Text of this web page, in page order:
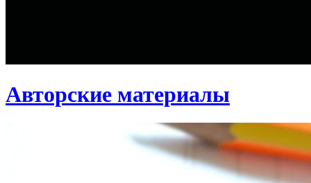
Авторские материалы